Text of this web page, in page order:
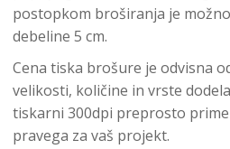
postopkom broširanja je
debeline 5 cm.
Cena tiska brošure je odvisna
velikosti, količine in vrste
tiskarni 300dpi preprosto
pravega za vaš projekt.